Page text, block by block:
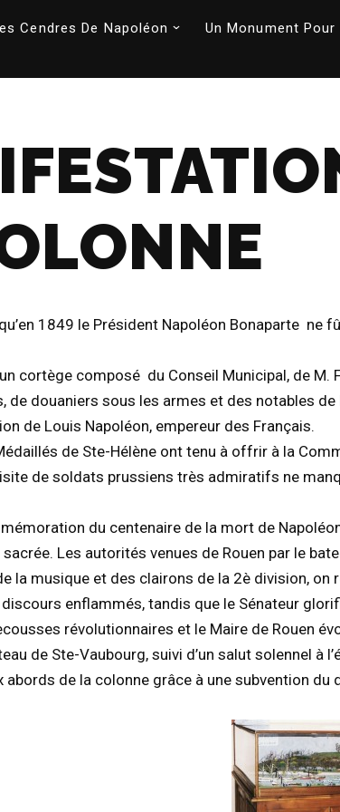
Cendres De Napoléon Un Monument
1849 le Président Napoléon Bonaparte ne
cortège composé du Conseil Municipal, de M.
de douaniers sous les armes et des notables
de Louis Napoléon, empereur des Français.
de Ste-Hélène ont tenu à offrir à la
de soldats prussiens très admiratifs ne
du centenaire de la mort de
Les autorités venues de Rouen par le
la musique et des clairons de la 2è division,
enflammés, tandis que le Sénateur
révolutionnaires et le Maire de Rouen
de Ste-Vaubourg, suivi d’un salut solennel
abords de la colonne grâce à une subvention du